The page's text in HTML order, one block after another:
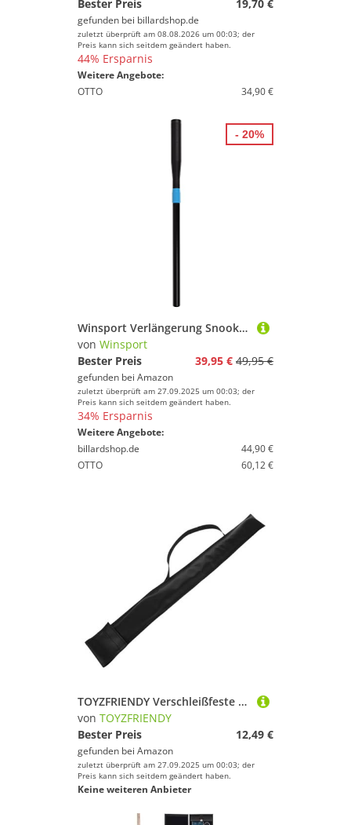
Bester Preis 19,70 €
gefunden bei billardshop.de
zuletzt überprüft am 08.08.2026 um 00:03; der
Preis kann sich seitdem geändert haben.
44% Ersparnis
Weitere Angebote:
OTTO
34,90 €
Winsport Verlängerung Snooker Teleskop Universal
von Winsport
Bester Preis
39,95 € 49,95 €
gefunden bei Amazon
zuletzt überprüft am 27.09.2025 um 00:03; der
Preis kann sich seitdem geändert haben.
34% Ersparnis
Weitere Angebote:
billardshop.de
44,90 €
OTTO
60,12 €
- 20%
TOYZFRIENDY Verschleißfeste Billard Queue Tasche Pool Queue Schutzhülle Leicht Tragbar Multifunktionale Lagerungstasche Für Snooker Und Poolbillard Spieler
von TOYZFRIENDY
Bester Preis
12,49 €
gefunden bei Amazon
zuletzt überprüft am 27.09.2025 um 00:03; der
Preis kann sich seitdem geändert haben.
Keine weiteren Anbieter